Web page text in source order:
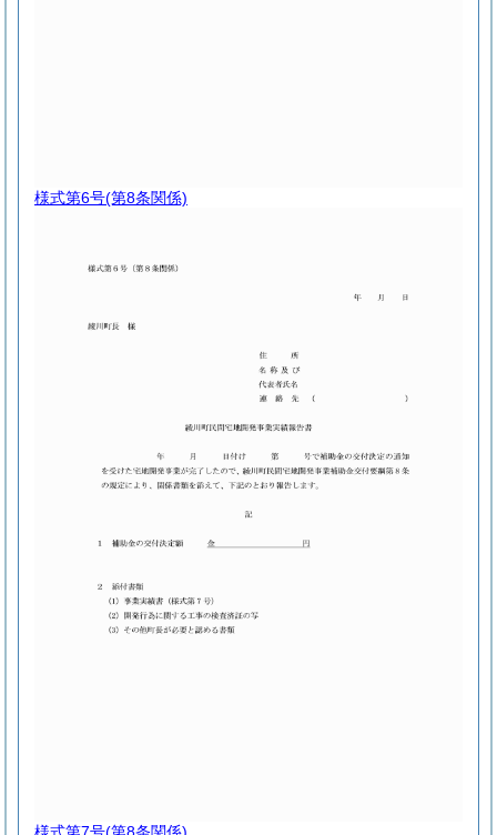
様式第6号(第8条関係)